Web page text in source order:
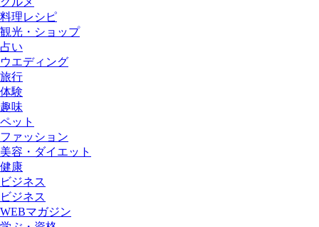
料理レシピ
観光・ショップ
占い
ウエディング
旅行
体験
趣味
ペット
ファッション
美容・ダイエット
健康
ビジネス
ビジネス
WEBマガジン